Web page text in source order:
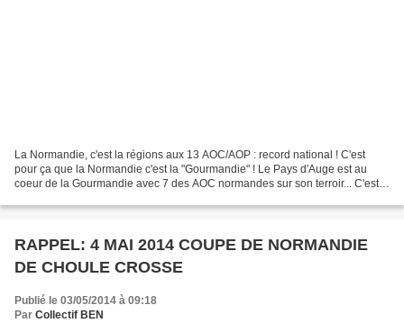
La Normandie, c'est la régions aux 13 AOC/AOP : record national ! C'est
pour ça que la Normandie c'est la "Gourmandie" ! Le Pays d'Auge est au
coeur de la Gourmandie avec 7 des AOC normandes sur son terroir... C'est
RAPPEL: 4 MAI 2014 COUPE DE NORMANDIE
DE CHOULE CROSSE
Publié le 03/05/2014 à 09:18
Par Collectif BEN